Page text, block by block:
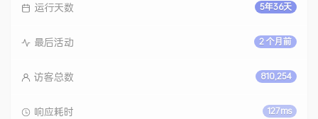
5年36天
运行天数
2 个月前
最后活动
810,254
访客总数
127ms
响应耗时